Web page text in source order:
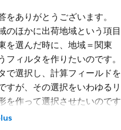
成します。条件は「都道府県
は出荷元都道府県がパラメ
算フィールドでその通りに
満たす、つまりこの計算結果
いデータを行や列などに配
い」ということであれば、
は出荷地域のフィールドか
によって対応が変わってきま
出荷地域のフィールドから
ば、パラメータアクション
てフィルタを実現することが
をありがとうございます。
のほかに出荷地域という項
を選んだ時に、地域＝関
フィルタを作りたいのです。
で選択し、計算フィールド
すが、その選択をいわゆる
を作って選択させたいのです